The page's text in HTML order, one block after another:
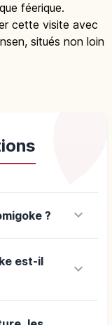
féerique.
cette visite avec
situés non loin
? keyboard_arrow_down
est-il
keyboard_arrow_down